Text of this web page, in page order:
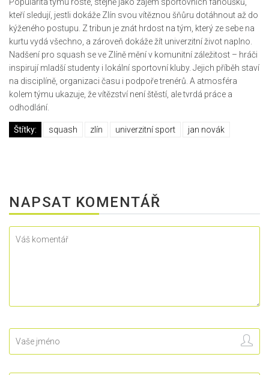
kteří sledují, jestli dokáže Zlín svou vítěznou šňůru dotáhnout až do
kýženého postupu. Z tribun je znát hrdost na tým, který ze sebe na
kurtu vydá všechno, a zároveň dokáže žít univerzitní život naplno.
Nadšení pro squash se ve Zlíně mění v komunitní záležitost – hráči
inspirují mladší studenty i lokální sportovní kluby. Jejich příběh staví
na disciplíně, organizaci času i podpoře trenérů. A atmosféra
kolem týmu ukazuje, že vítězství není štěstí, ale tvrdá práce a
odhodlání.
Štítky: squash zlín univerzitní sport jan novák
NAPSAT KOMENTÁŘ